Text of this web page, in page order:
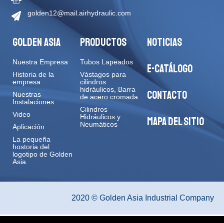
golden12@mail.airhydraulic.com
GOLDEN ASIA
Nuestra Empresa
Historia de la
empresa
Nuestras
Instalaciones
Video
Aplicación
La pequeña
hostoria del
logotipo de Golden
Asia
PRODUCTOS
Tubos Lapeados
Vástagos para
cilindros
hidráulicos, Barra
de acero cromada
Cilindros
Hidráulicos y
Neumáticos
NOTICIAS
E-CATÁLOGO
CONTACTO
MAPA DEL SITIO
2020 © Golden Asia Industrial Company